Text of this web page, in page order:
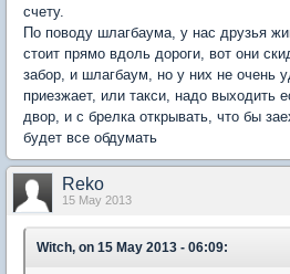
счету.
По поводу шлагбаума, у нас друзья
стоит прямо вдоль дороги, вот они
забор, и шлагбаум, но у них не очень
приезжает, или такси, надо выходить
двор, и с брелка открывать, что бы
будет все обдумать
Reko
15 May 2013
Witch, on 15 May 2013 - 06:09: